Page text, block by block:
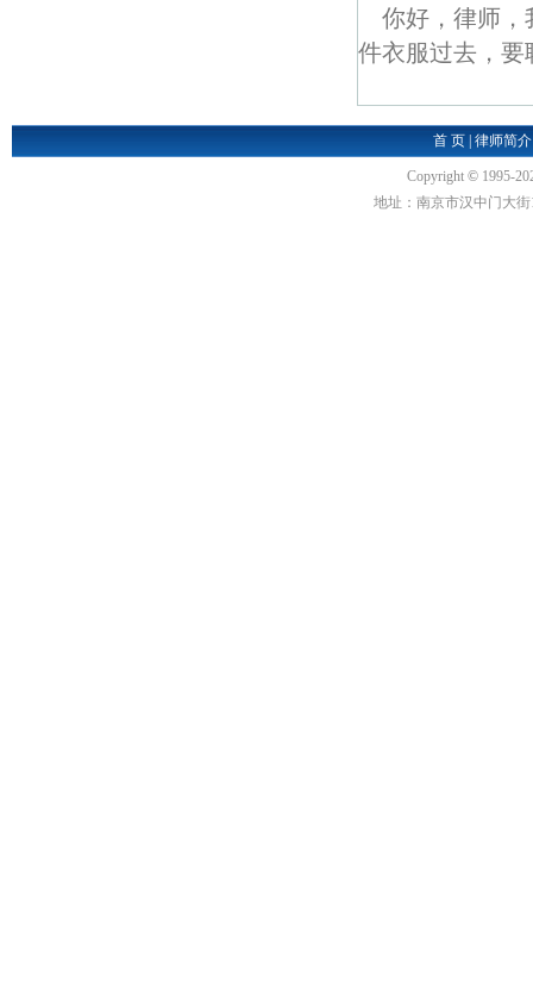
你好，律师，
件衣服过去，要
首 页 |律师简介
Copyright © 1995-
地址：南京市汉中门大街